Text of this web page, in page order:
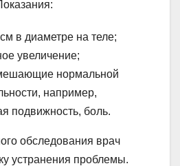
в диаметре на теле;
увеличение;
нормальной
например,
подвижность, боль.
обследования врач
устранения проблемы.